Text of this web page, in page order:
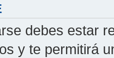
debes estar
y te permitirá